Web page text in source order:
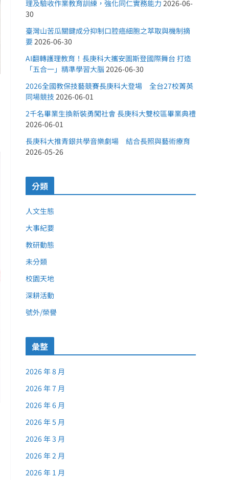
理及驗收作業教育訓練，強化同仁實務能力 2026-06-
30
臺灣山苦瓜關鍵成分抑制口腔癌細胞之萃取與機制摘
要2026-06-30
AI翻轉護理教育！長庚科大攜安圖斯登國際舞台 打造
「五合一」精準學習大腦 2026-06-30
2026全國教保技藝競賽長庚科大登場 全台27校菁英
同場競技 2026-06-01
2千名畢業生換新裝勇闖社會 長庚科大雙校區畢業典禮
2026-06-01
長庚科大推青銀共學音樂劇場 結合長照與藝術療育
2026-05-26
分類
人文生態
大事紀要
教研動態
未分類
校園天地
深耕活動
號外/榮譽
彙整
2026 年 8 月
2026 年 7 月
2026 年 6 月
2026 年 5 月
2026 年 3 月
2026 年 2 月
2026 年 1 月